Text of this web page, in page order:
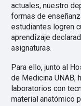
actuales, nuestro
formas de
estudiantes logren
aprendizaje
asignaturas.
Para ello, junto al
de Medicina UNAB,
laboratorios con
material anatómico